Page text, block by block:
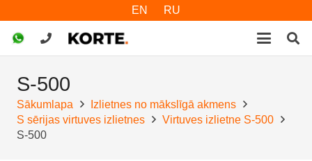
EN RU
S-500
Sākumlapa
Izlietnes no mākslīgā akmens
S sērijas virtuves izlietnes
Virtuves izlietne S-500
S-500